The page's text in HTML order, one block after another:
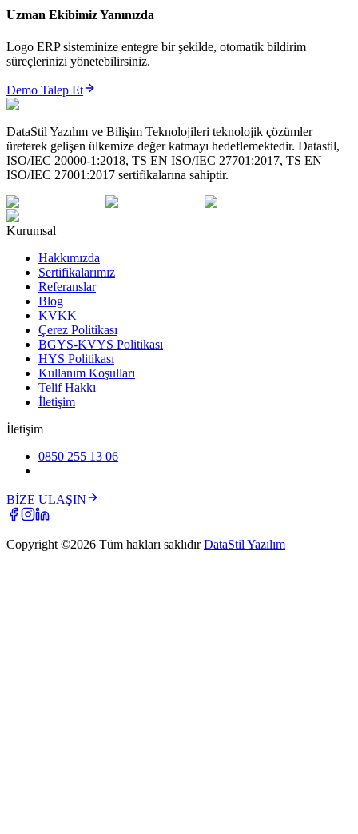
Uzman Ekibimiz Yanınızda
Logo ERP sisteminize entegre bir şekilde, otomatik bildirim
süreçlerinizi yönetebilirsiniz.
Demo Talep Et
DataStil Yazılım ve Bilişim Teknolojileri teknolojik çözümler
üreterek gelişen ülkemize değer katmayı hedeflemektedir. Datastil,
ISO/IEC 20000-1:2018, TS EN ISO/IEC 27701:2017, TS EN
ISO/IEC 27001:2017 sertifikalarına sahiptir.
Kurumsal
Hakkımızda
Sertifikalarımız
Referanslar
Blog
KVKK
Çerez Politikası
BGYS-KVYS Politikası
HYS Politikası
Kullanım Koşulları
Telif Hakkı
İletişim
İletişim
0850 255 13 06
BİZE ULAŞIN
Copyright ©2026 Tüm hakları saklıdır DataStil Yazılım